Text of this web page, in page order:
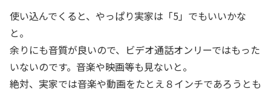
使い込んでくると、やっぱり実家は「5」でもいいかな
と。
余りにも音質が良いので、ビデオ通話オンリーではもった
いないのです。音楽や映画等も見ないと。
絶対、実家では音楽や動画をたとえ８インチであろうとも